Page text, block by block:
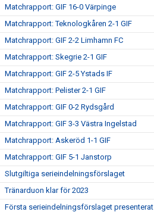
Matchrapport: GIF 16-0 Värpinge
Matchrapport: Teknologkåren 2-1 GIF
Matchrapport: GIF 2-2 Limhamn FC
Matchrapport: Skegrie 2-1 GIF
Matchrapport: GIF 2-5 Ystads IF
Matchrapport: Pelister 2-1 GIF
Matchrapport: GIF 0-2 Rydsgård
Matchrapport: GIF 3-3 Västra Ingelstad
Matchrapport: Askeröd 1-1 GIF
Matchrapport: GIF 5-1 Janstorp
Slutgiltiga serieindelningsförslaget
Tränarduon klar för 2023
Första serieindelningsförslaget presenterat